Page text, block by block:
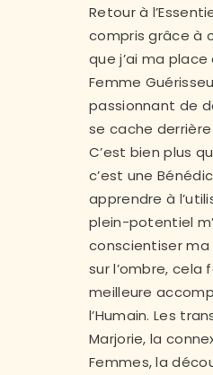
Retour à
compris grâce à
que j’ai ma
Femme
passionnant de
se cache
C’est bien plus
c’est une
apprendre à
plein-potentiel
conscientiser
sur l’ombre, cela
meilleure
l’Humain. Les
Marjorie, la
Femmes, la